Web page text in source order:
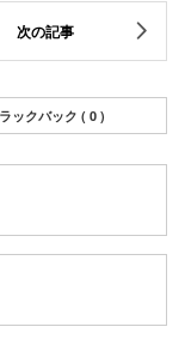
ラックバック ( 0 )